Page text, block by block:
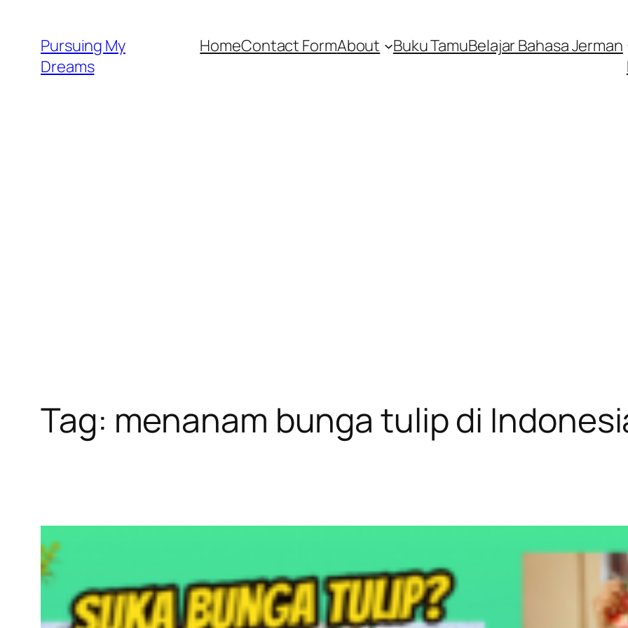
content
Pursuing My
Dreams
HomeContact FormAbout Buku TamuBelajar Bahasa Jerman
Tag: menanam bunga tulip di